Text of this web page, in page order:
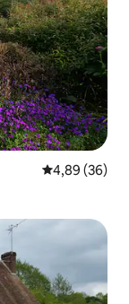
Évaluation
4,89 (36)